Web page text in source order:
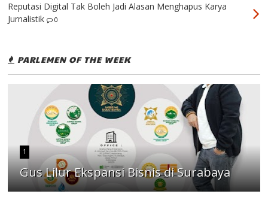
Reputasi Digital Tak Boleh Jadi Alasan Menghapus Karya
Jurnalistik
0
PARLEMEN OF THE WEEK
1
Gus Lilur Ekspansi Bisnis di Surabaya